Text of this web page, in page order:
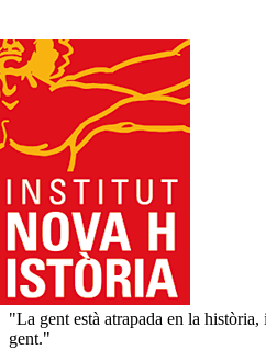
"La gent està atrapada en la història,
gent."